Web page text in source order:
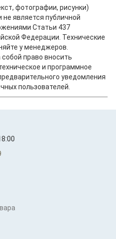
фотографии, рисунки)
не является публичной
Статьи 437
Федерации. Технические
у менеджеров.
право вносить
и программное
уведомления
пользователей.